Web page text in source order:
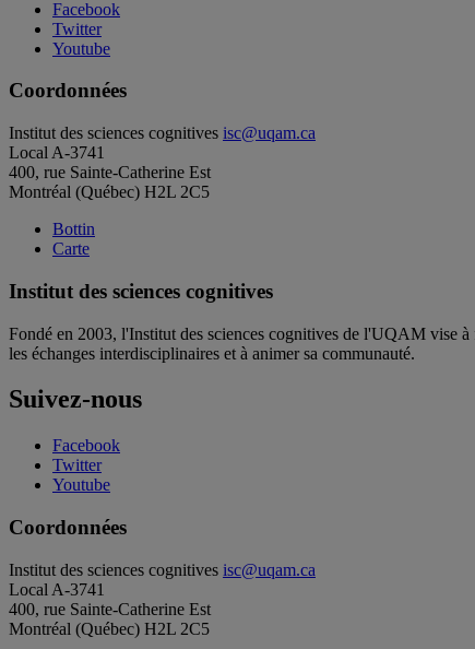
Facebook
Twitter
Youtube
Coordonnées
Institut des sciences cognitives isc@uqam.ca
Local A-3741
400, rue Sainte-Catherine Est
Montréal (Québec) H2L 2C5
Bottin
Carte
Institut des sciences cognitives
Fondé en 2003, l'Institut des sciences cognitives de l'UQAM vise à
les échanges interdisciplinaires et à animer sa communauté.
Suivez-nous
Facebook
Twitter
Youtube
Coordonnées
Institut des sciences cognitives isc@uqam.ca
Local A-3741
400, rue Sainte-Catherine Est
Montréal (Québec) H2L 2C5